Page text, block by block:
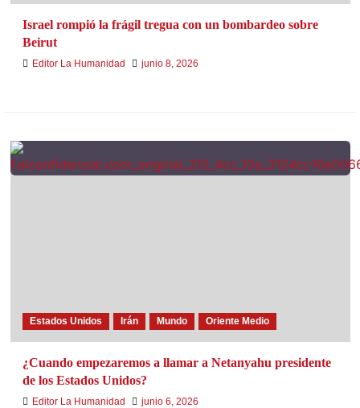
Israel rompió la frágil tregua con un bombardeo sobre
Beirut
Editor La Humanidad junio 8, 2026
Estados Unidos Irán Mundo Oriente Medio
¿Cuando empezaremos a llamar a Netanyahu presidente
de los Estados Unidos?
Editor La Humanidad junio 6, 2026